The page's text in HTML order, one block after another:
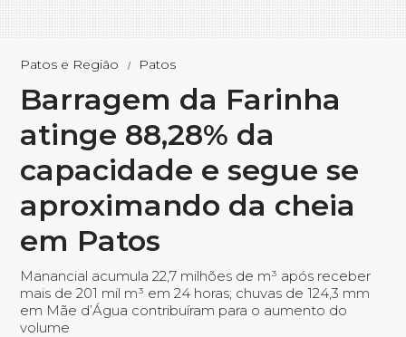
Patos e Região Patos
Barragem da Farinha
atinge 88,28% da
capacidade e segue se
aproximando da cheia
em Patos
Manancial acumula 22,7 milhões de m³ após receber
mais de 201 mil m³ em 24 horas; chuvas de 124,3 mm
em Mãe d’Água contribuíram para o aumento do
volume